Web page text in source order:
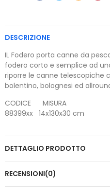
DESCRIZIONE
IL Fodero porta canne da
fodero corto e semplice ad
riporre le canne telescopiche
bolentino, bolognesi ed
CODICE MISURA
88399xx 14x130x30 cm
DETTAGLIO PRODOTTO
RECENSIONI(0)